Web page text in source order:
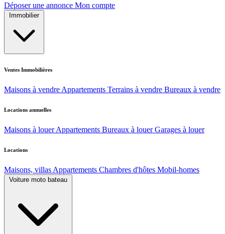
Déposer une annonce Mon compte
Immobilier
Ventes Immobilières
Maisons à vendre Appartements Terrains à vendre Bureaux à vendre
Locations annuelles
Maisons à louer Appartements Bureaux à louer Garages à louer
Locations
Maisons, villas Appartements Chambres d'hôtes Mobil-homes
Voiture moto bateau